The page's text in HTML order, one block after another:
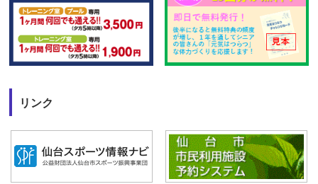
リンク